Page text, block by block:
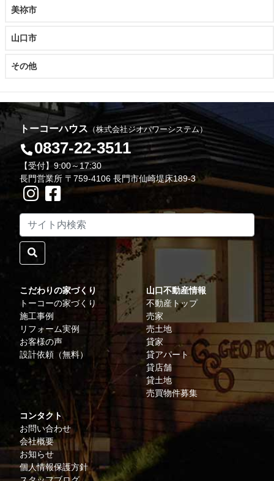
美祢市
山口市
その他
トーコーハウス （株式会社ジオパワーシステム）
0837-22-3511
【受付】9:00～17:30
長門営業所 〒759-4106 長門市仙崎堤床189-3
こだわりの家づくり
トーコーの家づくり
施工事例
リフォーム実例
お客様の声
設計依頼（無料）
山口不動産情報
不動産トップ
売家
売土地
貸家
貸アパート
貸店舗
貸土地
売買物件募集
コンタクト
お問い合わせ
会社概要
お知らせ
個人情報保護方針